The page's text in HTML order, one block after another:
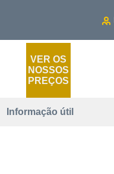
VER OS
NOSSOS
PREÇOS
Informação útil